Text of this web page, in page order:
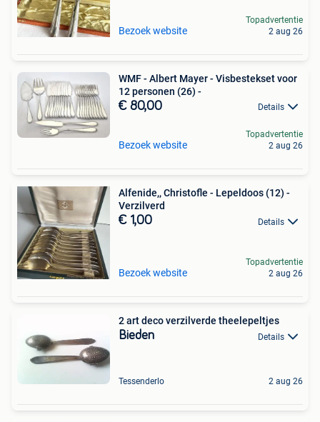
Bezoek website
Topadvertentie
2 aug 26
WMF - Albert Mayer - Visbestekset voor
12 personen (26) -
€ 80,00 Details
Bezoek website
Topadvertentie
2 aug 26
Alfenide,, Christofle - Lepeldoos (12) -
Verzilverd
€ 1,00 Details
Bezoek website
Topadvertentie
2 aug 26
2 art deco verzilverde theelepeltjes
Bieden Details
Tessenderlo 2 aug 26